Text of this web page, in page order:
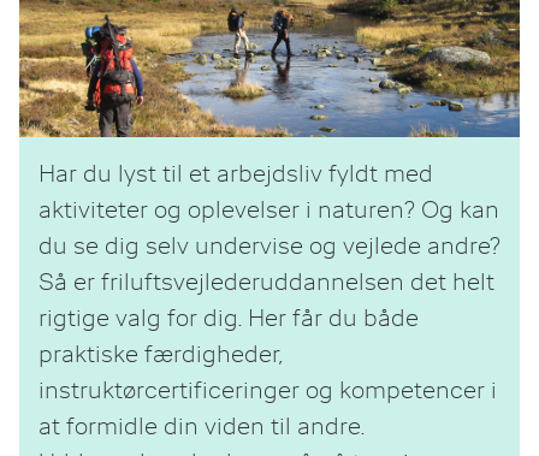
Har du lyst til et arbejdsliv fyldt med
aktiviteter og oplevelser i naturen? Og kan
du se dig selv undervise og vejlede andre?
Så er friluftsvejlederuddannelsen det helt
rigtige valg for dig. Her får du både
praktiske færdigheder,
instruktørcertificeringer og kompetencer i
at formidle din viden til andre.